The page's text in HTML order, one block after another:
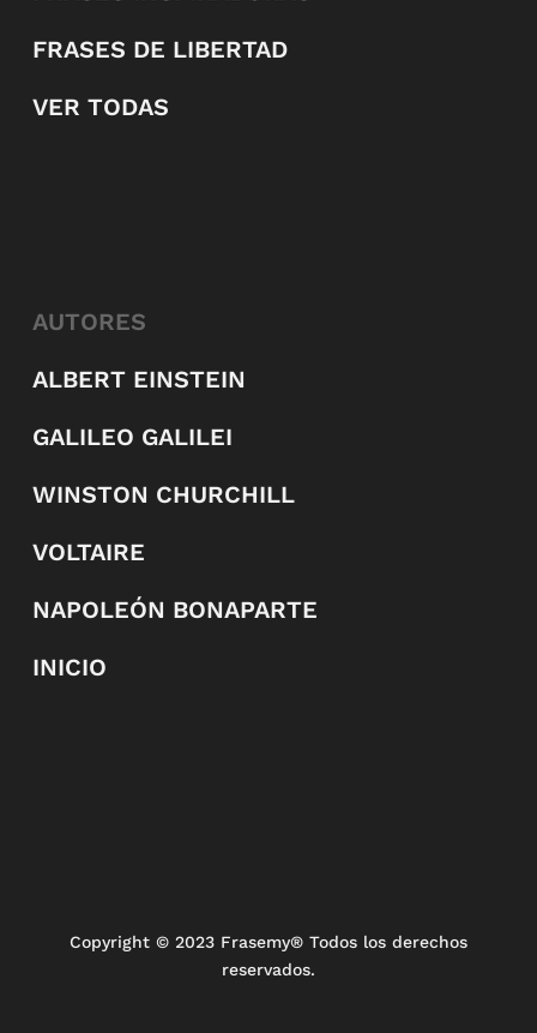
FRASES DE LIBERTAD
VER TODAS
AUTORES
ALBERT EINSTEIN
GALILEO GALILEI
WINSTON CHURCHILL
VOLTAIRE
NAPOLEÓN BONAPARTE
INICIO
Copyright © 2023 Frasemy® Todos los derechos
reservados.